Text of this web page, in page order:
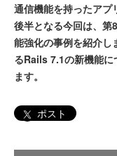
通信機能を持ったアプ
後半となる今回は、第
能強化の事例を紹介し
るRails 7.1の新機能に
ます。
ポスト